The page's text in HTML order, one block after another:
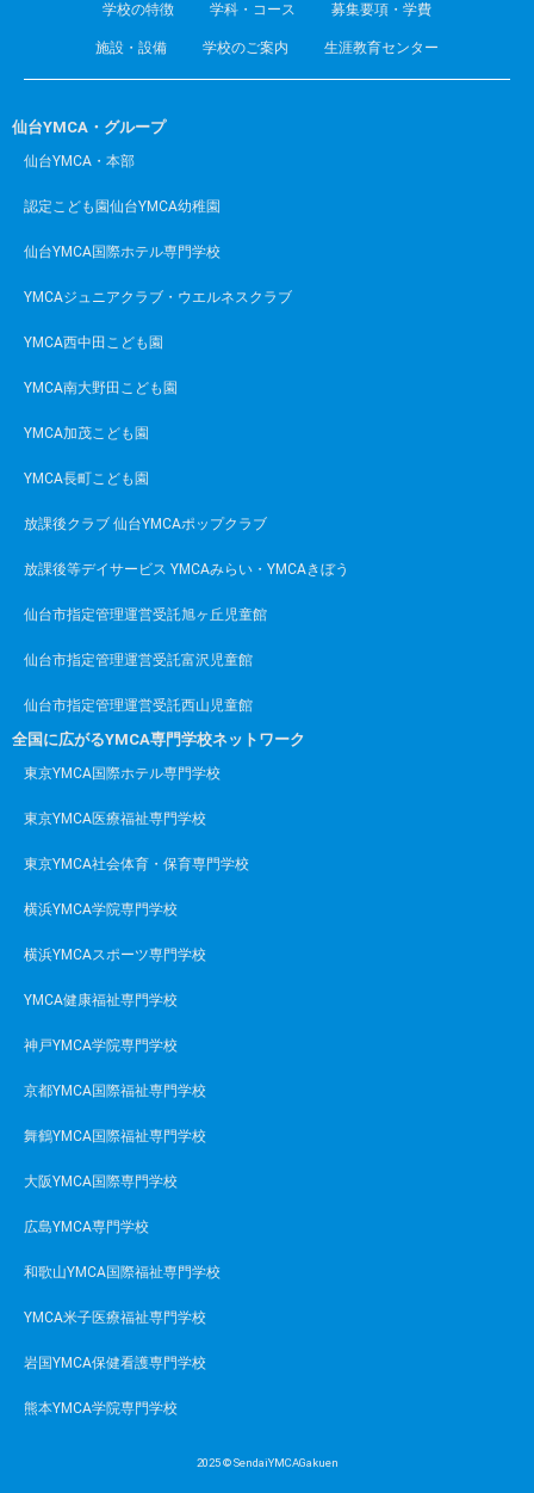
学校の特徴 学科・コース 募集要項・学費
施設・設備 学校のご案内 生涯教育センター
仙台YMCA・グループ
仙台YMCA・本部
認定こども園仙台YMCA幼稚園
仙台YMCA国際ホテル専門学校
YMCAジュニアクラブ・ウエルネスクラブ
YMCA西中田こども園
YMCA南大野田こども園
YMCA加茂こども園
YMCA長町こども園
放課後クラブ 仙台YMCAポップクラブ
放課後等デイサービス YMCAみらい・YMCAきぼう
仙台市指定管理運営受託旭ヶ丘児童館
仙台市指定管理運営受託富沢児童館
仙台市指定管理運営受託西山児童館
全国に広がるYMCA専門学校ネットワーク
東京YMCA国際ホテル専門学校
東京YMCA医療福祉専門学校
東京YMCA社会体育・保育専門学校
横浜YMCA学院専門学校
横浜YMCAスポーツ専門学校
YMCA健康福祉専門学校
神戸YMCA学院専門学校
京都YMCA国際福祉専門学校
舞鶴YMCA国際福祉専門学校
大阪YMCA国際専門学校
広島YMCA専門学校
和歌山YMCA国際福祉専門学校
YMCA米子医療福祉専門学校
岩国YMCA保健看護専門学校
熊本YMCA学院専門学校
2025 © SendaiYMCAGakuen